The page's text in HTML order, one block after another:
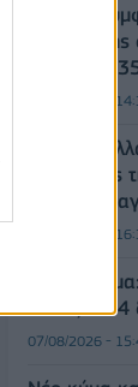
Fourlis:
έναντι
07/08/2026 -
Deloitte
σύμβουλος
πολωνική
07/08/2026 -
στα 1,1534
07/08/2026 -